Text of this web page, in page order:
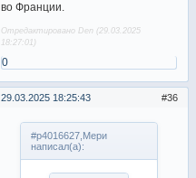
во Франции.
Отредактировано Den (29.03.2025
18:27:01)
0
36
29.03.2025 18:25:43
#p4016627,Мери
написал(а):